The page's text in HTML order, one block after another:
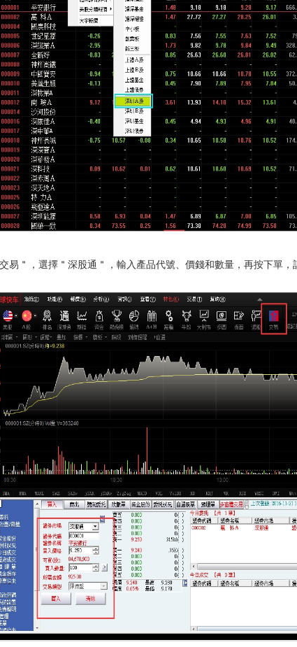
易＂，選擇＂深股通＂，輸入產品代號、價錢和數量，再按下單，